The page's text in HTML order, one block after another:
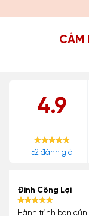
CẢM
4.9
52 đánh giá
Đinh Công Lợi
Hành trình bạn cún